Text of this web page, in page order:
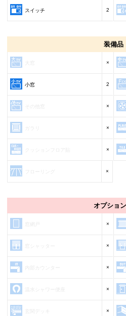
スイッチ 2
装備品
×
小窓 2
×
×
×
×
オプショ
×
×
×
×
×